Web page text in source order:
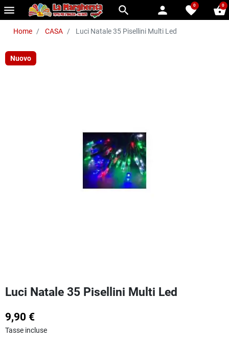
menu search person favorite
0 shopping_basket
0
Home CASA Luci Natale 35 Pisellini Multi Led
Nuovo
Luci Natale 35 Pisellini Multi Led
9,90 €
Tasse incluse